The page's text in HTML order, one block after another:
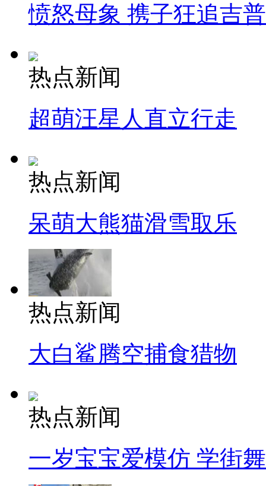
愤怒母象 携子狂追吉
热点新闻
超萌汪星人直立行走
热点新闻
呆萌大熊猫滑雪取乐
热点新闻
大白鲨腾空捕食猎物
热点新闻
一岁宝宝爱模仿 学街